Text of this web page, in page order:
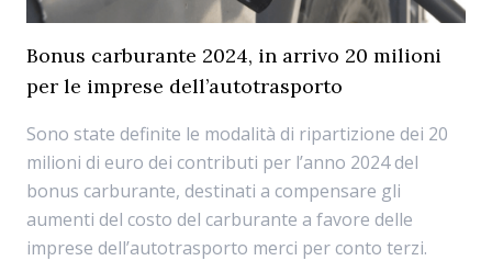
Bonus carburante 2024, in arrivo 20 milioni
per le imprese dell’autotrasporto
Sono state definite le modalità di ripartizione dei 20
milioni di euro dei contributi per l’anno 2024 del
bonus carburante, destinati a compensare gli
aumenti del costo del carburante a favore delle
imprese dell’autotrasporto merci per conto terzi.